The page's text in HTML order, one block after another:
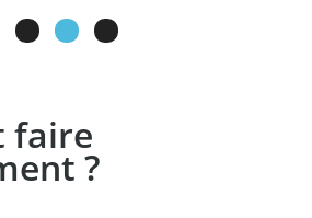
faire
?